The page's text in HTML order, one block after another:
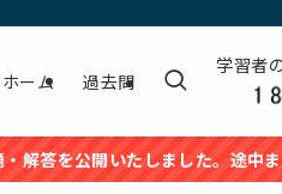
ホーム 過去問
学習者
いたしました。途中までですが